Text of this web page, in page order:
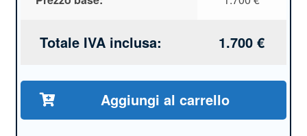
Totale IVA inclusa: 1.700€
Aggiungi al carrello